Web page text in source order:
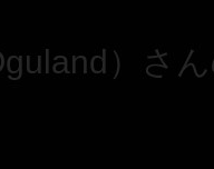
）さ